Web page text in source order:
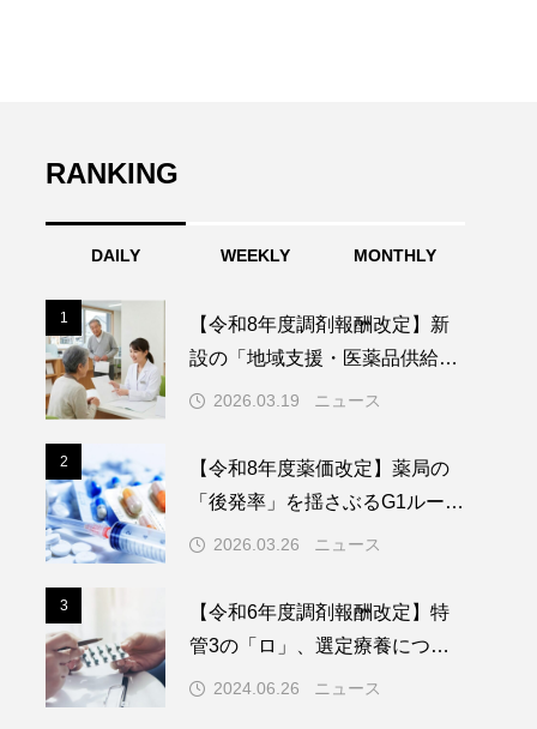
RANKING
DAILY WEEKLY MONTHLY
1
【令和8年度調剤報酬改定】新
設の「地域支援・医薬品供給対
応体制加算」を徹底解説ー供給
要件
2026.03.19 ニュース
2
【令和8年度薬価改定】薬局の
「後発率」を揺さぶるG1ルール
短縮と後発除外品目拡大
2026.03.26 ニュース
3
【令和6年度調剤報酬改定】特
管3の「ロ」、選定療養につい
ても算定可能
2024.06.26 ニュース